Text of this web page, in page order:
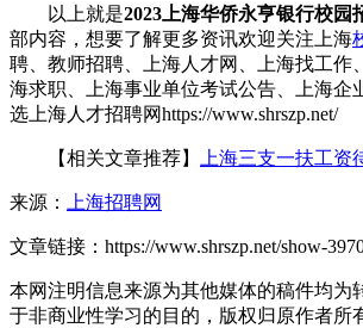
以上就是2023上海华侨永亨银行校园
部内容，想要了解更多资讯欢迎关注上海
聘、教师招聘、上海人才网、上海找工作
海求职、上海事业单位考试公告、上海企
选上海人才招聘网https://www.shrszp.net/
【相关文章推荐】 上海三支一扶工资
来源： 上海招聘网
文章链接： https://www.shrszp.net/show-
本网注明信息来源为其他媒体的稿件均为
于非商业性学习的目的，版权归原作者所